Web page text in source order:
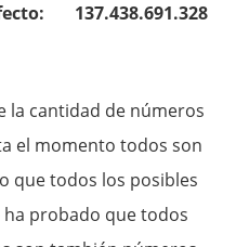
137.438.691.328
la cantidad de números
el momento todos son
que todos los posibles
ha probado que todos